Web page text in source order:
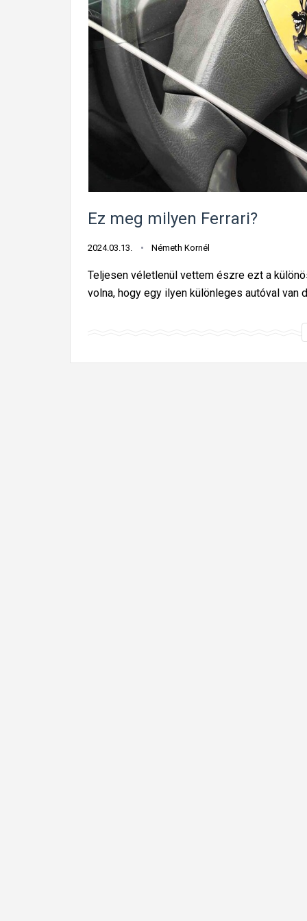
Ez meg milyen Ferrari?
2024.03.13. Németh Kornél
Teljesen véletlenül vettem észre ezt a
volna, hogy egy ilyen különleges autóval van